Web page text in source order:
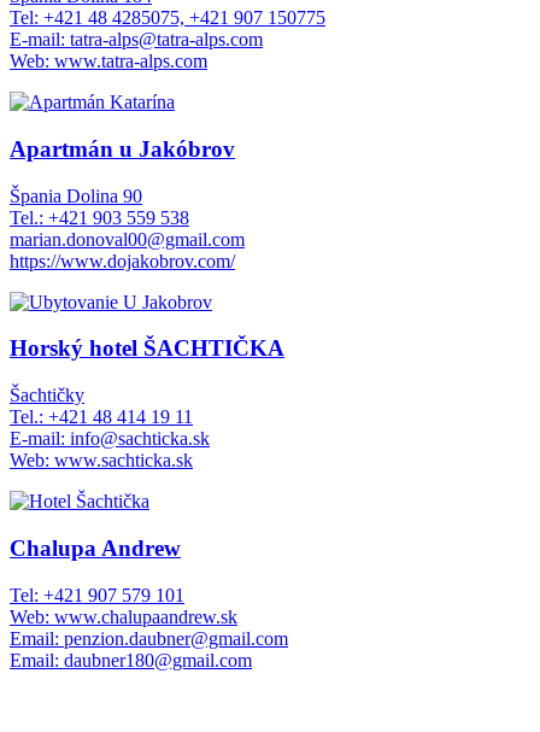
Tel: +421 48 4285075, +421 907 150775
E-mail: tatra-alps@tatra-alps.com
Web: www.tatra-alps.com
Apartmán u Jakóbrov
Špania Dolina 90
Tel.: +421 903 559 538
marian.donoval00@gmail.com
https://www.dojakobrov.com/
Horský hotel ŠACHTIČKA
Šachtičky
Tel.: +421 48 414 19 11
E-mail: info@sachticka.sk
Web: www.sachticka.sk
Chalupa Andrew
Tel: +421 907 579 101
Web: www.chalupaandrew.sk
Email: penzion.daubner@gmail.com
Email: daubner180@gmail.com